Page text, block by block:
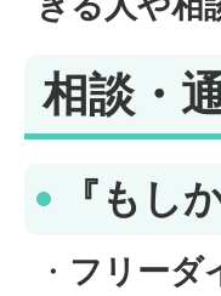
相談・
『もし
・ フリーダ